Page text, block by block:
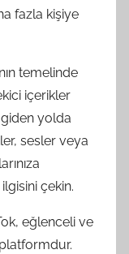
fazla kişiye
temelinde
içerikler
yolda
sesler veya
çekin.
eğlenceli ve